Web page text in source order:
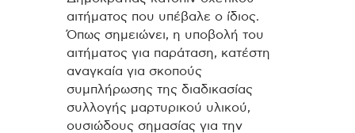
αιτήματος που υπέβαλε ο ίδιος.
Όπως σημειώνει, η υποβολή του
αιτήματος για παράταση, κατέστη
αναγκαία για σκοπούς
συμπλήρωσης της διαδικασίας
συλλογής μαρτυρικού υλικού,
ουσιώδους σημασίας για την